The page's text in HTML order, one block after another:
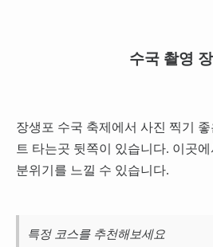
수국 촬영
장생포 수국 축제에서 사진 찍기
트 타는곳 뒷쪽이 있습니다. 이곳
분위기를 느낄 수 있습니다.
특정 코스를 추천해보세요